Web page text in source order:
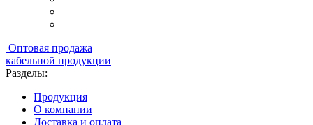
Оптовая продажа
кабельной продукции
Разделы:
Продукция
О компании
Доставка и оплата